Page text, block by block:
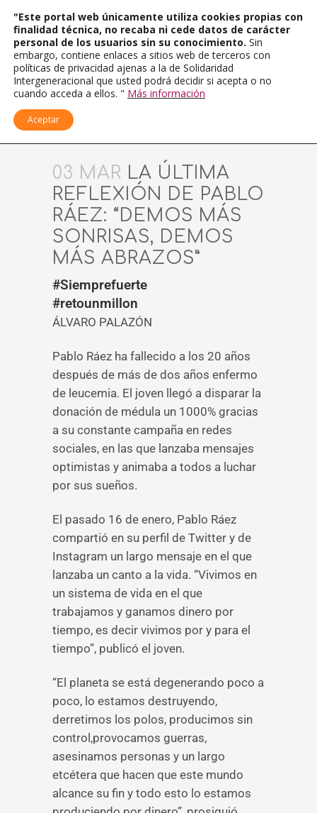
03 MAR LA ÚLTIMA
REFLEXIÓN DE PABLO
RÁEZ: “DEMOS MÁS
SONRISAS, DEMOS
MÁS ABRAZOS”
#Siemprefuerte
#retounmillon
ÁLVARO PALAZÓN
Pablo Ráez ha fallecido a los 20 años
después de más de dos años enfermo
de leucemia. El joven llegó a disparar la
donación de médula un 1000% gracias
a su constante campaña en redes
sociales, en las que lanzaba mensajes
optimistas y animaba a todos a luchar
por sus sueños.
El pasado 16 de enero, Pablo Ráez
compartió en su perfil de Twitter y de
Instagram un largo mensaje en el que
lanzaba un canto a la vida. “Vivimos en
un sistema de vida en el que
trabajamos y ganamos dinero por
tiempo, es decir vivimos por y para el
tiempo”, publicó el joven.
“El planeta se está degenerando poco a
poco, lo estamos destruyendo,
derretimos los polos, producimos sin
control,provocamos guerras,
asesinamos personas y un largo
etcétera que hacen que este mundo
alcance su fin y todo esto lo estamos
"Este portal web únicamente utiliza cookies propias con
finalidad técnica, no recaba ni cede datos de carácter
personal de los usuarios sin su conocimiento. Sin
embargo, contiene enlaces a sitios web de terceros con
políticas de privacidad ajenas a la de Solidaridad
Intergeneracional que usted podrá decidir si acepta o no
cuando acceda a ellos. " Más información
Aceptar